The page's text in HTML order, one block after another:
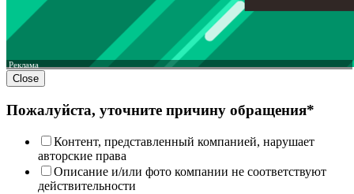
Реклама
Close
Пожалуйста, уточните причину обращения*
Контент, представленный компанией, нарушает
авторские права
Описание и/или фото компании не соответствуют
действительности